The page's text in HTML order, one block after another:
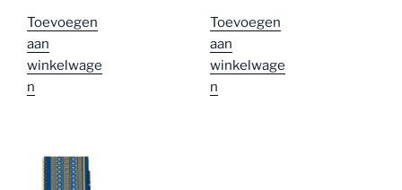
Toevoegen
aan
winkelwage
n
Toevoegen
aan
winkelwage
n